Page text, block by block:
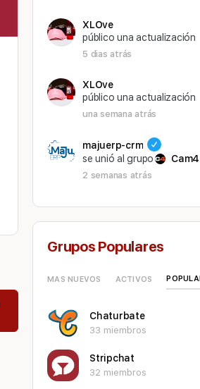
XLOve
público una actualización
5 dias atrás
XLOve
público una actualización
una semana atrás
majuerp-crm
se unió al grupo
Cam4
2 semanas atrás
Grupos Populares
MAS NUEVOS ACTIVOS
Chaturbate
33 miembros
Stripchat
32 miembros